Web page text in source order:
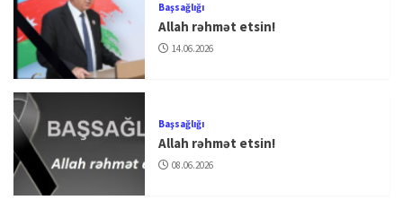
Başsağlığı
Allah rəhmət etsin!
14.06.2026
Başsağlığı
Allah rəhmət etsin!
08.06.2026